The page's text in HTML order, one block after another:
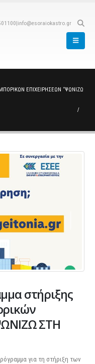
|info@esoraiokastro.gr
ΕΠΙΧΕΙΡΉΣΕΩΝ “ΨΩΝΙΖΩ
στήριξης
ΣΤΗ
για τη στήριξη των